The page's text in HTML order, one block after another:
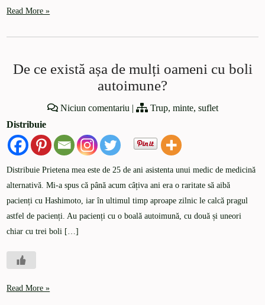
Read More »
De ce există așa de mulți oameni cu boli
autoimune?
Niciun comentariu |
Trup, minte, suflet
Distribuie
Distribuie Prietena mea este de 25 de ani asistenta unui medic de medicină
alternativă. Mi-a spus că până acum câțiva ani era o raritate să aibă
pacienți cu Hashimoto, iar în ultimul timp aproape zilnic le calcă pragul
astfel de pacienți. Au pacienți cu o boală autoimună, cu două și uneori
chiar cu trei boli […]
Read More »